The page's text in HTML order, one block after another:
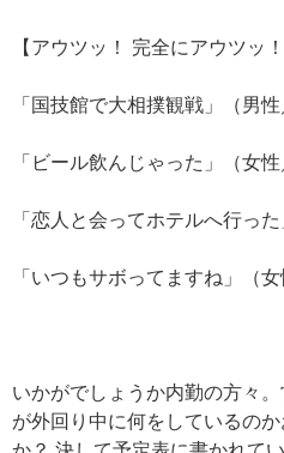
【アウツッ！ 完全にアウツッ！
「国技館で大相撲観戦」（男性
「ビール飲んじゃった」（女性
「恋人と会ってホテルへ行っ
「いつもサボってますね」（女
いかがでしょうか内勤の方々
が外回り中に何をしているの